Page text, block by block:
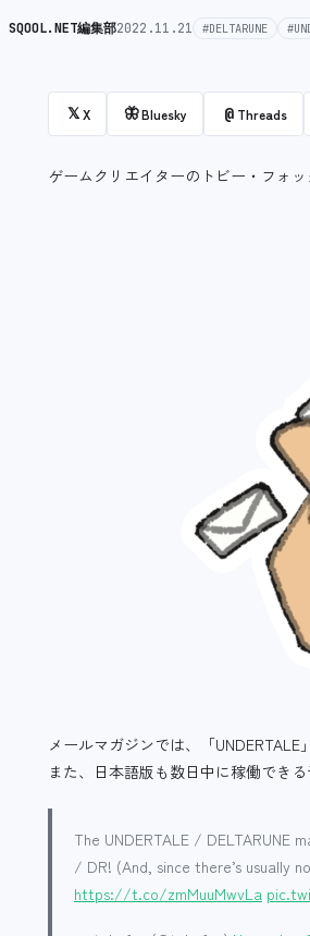
SQOOL.NET編集部2022.11.21 #DELTARUNE
𝕏X 🦋Bluesky @ Threads
ゲームクリエイターのトビー・フォ
メールマガジンでは、「UNDERTALE
また、日本語版も数日中に稼働でき
The UNDERTALE / DELTARUNE
/ DR! (And, since there’s usually
https://t.co/zmMuuMwvLa